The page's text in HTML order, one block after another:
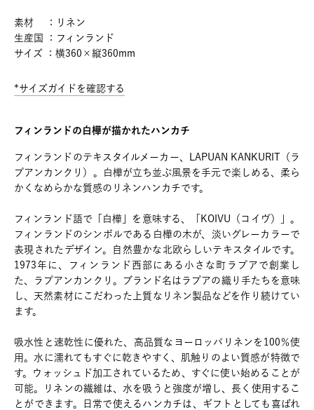
素材 ：リネン
生産国 ：フィンランド
サイズ ：横360×縦360mm
*サイズガイドを確認する
フィンランドの白樺が描かれたハンカチ
フィンランドのテキスタイルメーカー、LAPUAN KANKURIT（ラ
プアンカンクリ）。白樺が立ち並ぶ風景を手元で楽しめる、柔ら
かくなめらかな質感のリネンハンカチです。
フィンランド語で「白樺」を意味する、「KOIVU（コイヴ）」。
フィンランドのシンボルである白樺の木が、淡いグレーカラーで
表現されたデザイン。自然豊かな北欧らしいテキスタイルです。
1973年に、フィンランド西部にある小さな町ラプアで創業し
た、ラプアンカンクリ。ブランド名はラプアの織り手たちを意味
し、天然素材にこだわった上質なリネン製品などを作り続けてい
ます。
吸水性と速乾性に優れた、高品質なヨーロッパリネンを100％使
用。水に濡れてもすぐに乾きやすく、肌触りのよい質感が特徴で
す。ウォッシュド加工されているため、すぐに使い始めることが
可能。リネンの繊維は、水を吸うと強度が増し、長く使用するこ
とができます。日常で使えるハンカチは、ギフトとしても喜ばれ